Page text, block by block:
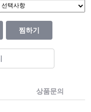
찜하기
상품문의